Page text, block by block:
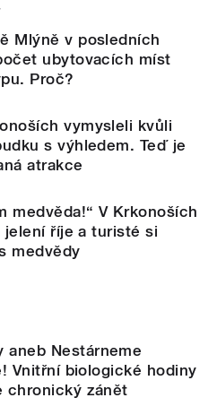
Mlýně v posledních
ubytovacích míst
Proč?
vymysleli kvůli
s výhledem. Teď je
atrakce
medvěda!“ V Krkonoších
jelení říje a turisté si
medvědy
aneb Nestárneme
Vnitřní biologické hodiny
chronický zánět